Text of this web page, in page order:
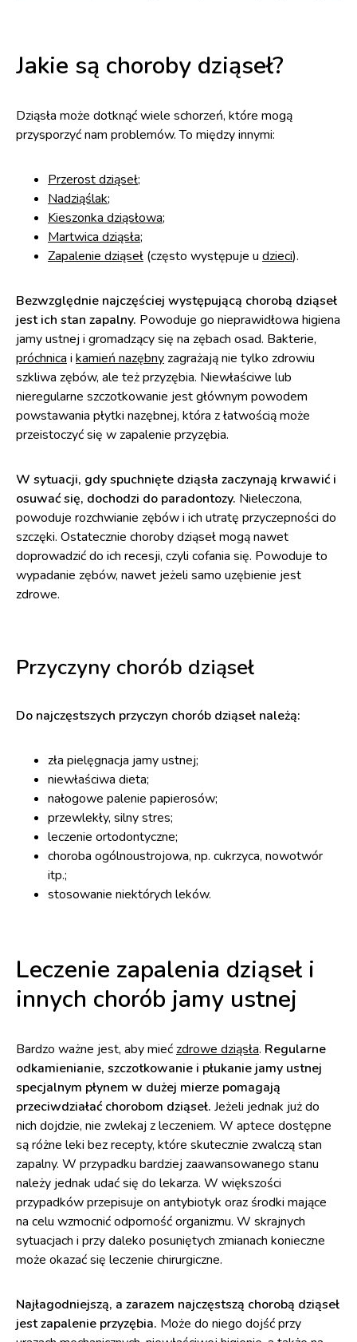
Jakie są choroby dziąseł?
Dziąsła może dotknąć wiele schorzeń, które mogą
przysporzyć nam problemów. To między innymi:
Przerost dziąseł;
Nadziąślak;
Kieszonka dziąsłowa;
Martwica dziąsła;
Zapalenie dziąseł (często występuje u dzieci).
Bezwzględnie najczęściej występującą chorobą dziąseł
jest ich stan zapalny. Powoduje go nieprawidłowa higiena
jamy ustnej i gromadzący się na zębach osad. Bakterie,
próchnica i kamień nazębnyzagrażają nie tylko zdrowiu
szkliwa zębów, ale też przyzębia. Niewłaściwe lub
nieregularne szczotkowanie jest głównym powodem
powstawania płytki nazębnej, która z łatwością może
przeistoczyć się w zapalenie przyzębia.
W sytuacji, gdy spuchnięte dziąsła zaczynają krwawić i
osuwać się, dochodzi do paradontozy. Nieleczona,
powoduje rozchwianie zębów i ich utratę przyczepności do
szczęki. Ostatecznie choroby dziąseł mogą nawet
doprowadzić do ich recesji, czyli cofania się. Powoduje to
wypadanie zębów, nawet jeżeli samo uzębienie jest
zdrowe.
Przyczyny chorób dziąseł
Do najczęstszych przyczyn chorób dziąseł należą:
zła pielęgnacja jamy ustnej;
niewłaściwa dieta;
nałogowe palenie papierosów;
przewlekły, silny stres;
leczenie ortodontyczne;
choroba ogólnoustrojowa, np. cukrzyca, nowotwór
itp.;
stosowanie niektórych leków.
Leczenie zapalenia dziąseł i
innych chorób jamy ustnej
Bardzo ważne jest, aby miećzdrowe dziąsła. Regularne
odkamienianie, szczotkowanie i płukanie jamy ustnej
specjalnym płynem w dużej mierze pomagają
przeciwdziałać chorobom dziąseł. Jeżeli jednak już do
nich dojdzie, nie zwlekaj z leczeniem. W aptece dostępne
są różne leki bez recepty, które skutecznie zwalczą stan
zapalny. W przypadku bardziej zaawansowanego stanu
należy jednak udać się do lekarza. W większości
przypadków przepisuje on antybiotyk oraz środki mające
na celu wzmocnić odporność organizmu. W skrajnych
sytuacjach i przy daleko posuniętych zmianach konieczne
może okazać się leczenie chirurgiczne.
Najłagodniejszą, a zarazem najczęstszą chorobą dziąseł
jest zapalenie przyzębia. Może do niego dojść przy